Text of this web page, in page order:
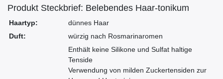
Produkt Steckbrief: Belebendes Haar-tonikum
Haartyp:
dünnes Haar
Duft:
würzig nach Rosmarinaromen
Enthält keine Silikone und Sulfat haltige
Tenside
Verwendung von milden Zuckertensiden zur